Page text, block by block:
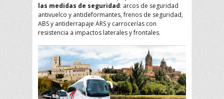
las medidas de seguridad: arcos de seguridad
antivuelco y antideformantes, frenos de seguridad,
ABS y antiderrapaje ARS y carrocerías con
resistencia a impactos laterales y frontales.